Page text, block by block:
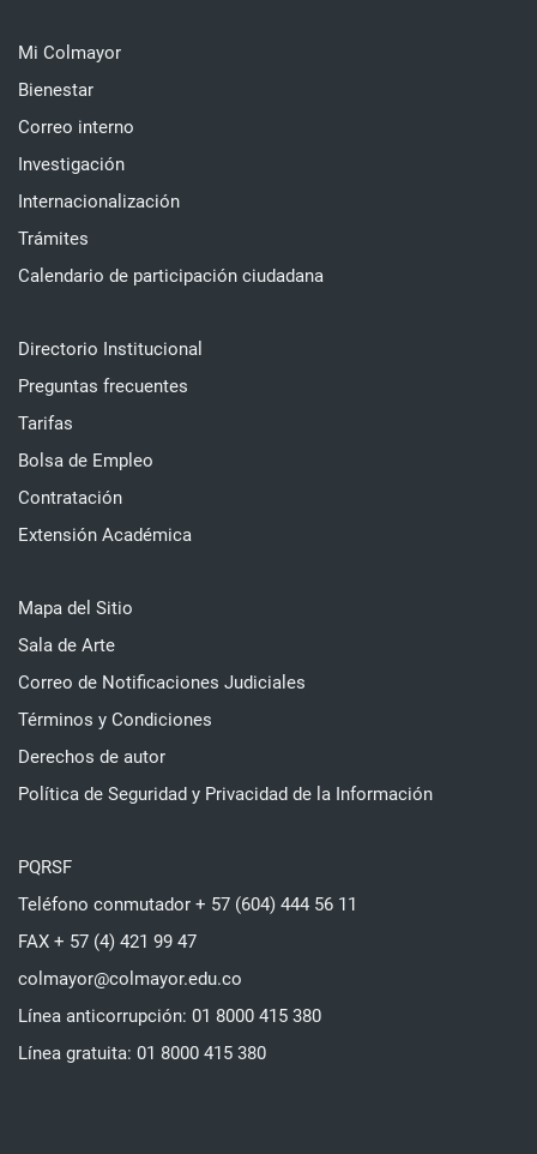
Mi Colmayor
Bienestar
Correo interno
Investigación
Internacionalización
Trámites
Calendario de participación ciudadana
Directorio Institucional
Preguntas frecuentes
Tarifas
Bolsa de Empleo
Contratación
Extensión Académica
Mapa del Sitio
Sala de Arte
Correo de Notificaciones Judiciales
Términos y Condiciones
Derechos de autor
Política de Seguridad y Privacidad de la Información
PQRSF
Teléfono conmutador + 57 (604) 444 56 11
FAX + 57 (4) 421 99 47
colmayor@colmayor.edu.co
Línea anticorrupción: 01 8000 415 380
Línea gratuita: 01 8000 415 380